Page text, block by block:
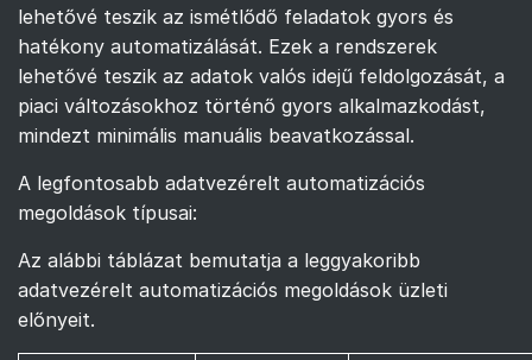
lehetővé teszik az ismétlődő feladatok gyors és
hatékony automatizálását. Ezek a rendszerek
lehetővé teszik az adatok valós idejű feldolgozását, a
piaci változásokhoz történő gyors alkalmazkodást,
mindezt minimális manuális beavatkozással.
A legfontosabb adatvezérelt automatizációs
megoldások típusai:
Az alábbi táblázat bemutatja a leggyakoribb
adatvezérelt automatizációs megoldások üzleti
előnyeit.